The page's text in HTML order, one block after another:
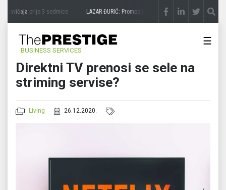
zavičajaprije 3 sedmice LAZAR ĐURIĆ: Promocija potencijal pretvara u destinaciju
BUSINESS SERVICES
☰
Direktni TV prenosi se sele na
striming servise?
Living 26.12.2020.